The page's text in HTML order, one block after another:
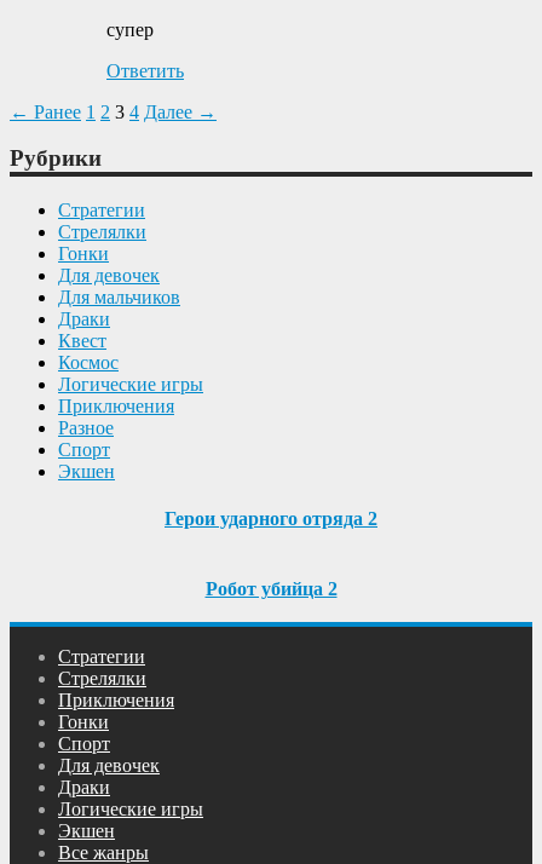
супер
Ответить
← Ранее 1 2 3 4 Далее →
Рубрики
Cтратегии
Cтрелялки
Гонки
Для девочек
Для мальчиков
Драки
Квест
Космос
Логические игры
Приключения
Разное
Спорт
Экшен
Герои ударного отряда 2
Робот убийца 2
Cтратегии
Cтрелялки
Приключения
Гонки
Спорт
Для девочек
Драки
Логические игры
Экшен
Все жанры